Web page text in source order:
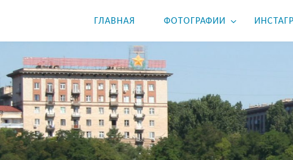
ГЛАВНАЯ ФОТОГРАФИИ